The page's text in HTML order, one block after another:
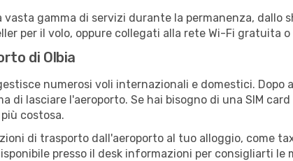
vasta gamma di servizi durante la permanenza,
per il volo, oppure collegati alla rete Wi-Fi gratuita
di Olbia
numerosi voli internazionali e domestici.
di lasciare l'aeroporto. Se hai bisogno di una SIM
costosa.
di trasporto dall'aeroporto al tuo alloggio, come
presso il desk informazioni per consigliarti le